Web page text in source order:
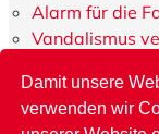
Damit unsere
verwenden wir
Alarm für die
Vandalismus
Ob München
bleiben
P&R wird auf